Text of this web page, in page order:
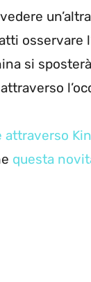
osservare
si
attraverso
questa